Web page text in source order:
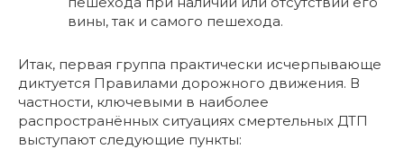
вины, так и самого пешехода.
Итак, первая группа практически исчерпывающе
диктуется Правилами дорожного движения. В
частности, ключевыми в наиболее
распространённых ситуациях смертельных ДТП
выступают следующие пункты: